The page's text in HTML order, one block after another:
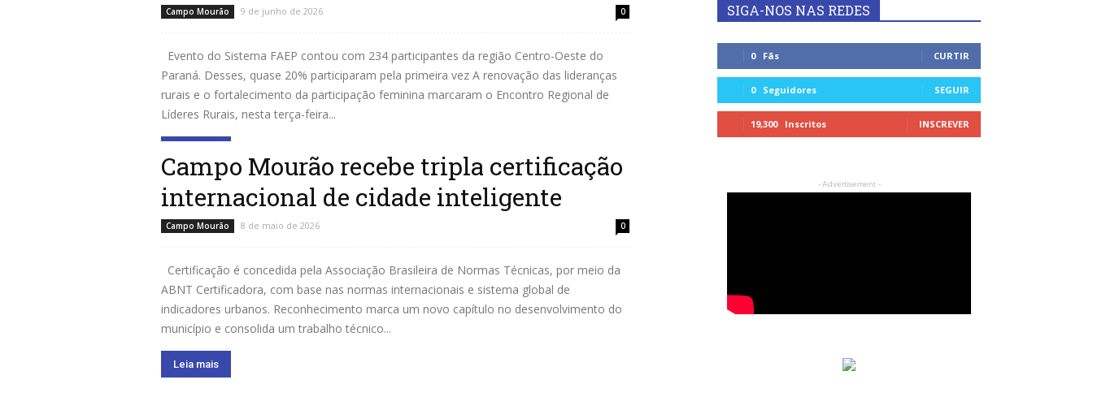
Cidades
do
Campo Mourão 9 de junho de 2026 0
Evento do Sistema FAEP contou com 234 participantes da região Centro-Oeste do
Paraná. Desses, quase 20% participaram pela primeira vez A renovação das lideranças
rurais e o fortalecimento da participação feminina marcaram o Encontro Regional de
Líderes Rurais, nesta terça-feira...
Campo Mourão recebe tripla certificação
internacional de cidade inteligente
Campo Mourão 8 de maio de 2026 0
Certificação é concedida pela Associação Brasileira de Normas Técnicas, por meio da
ABNT Certificadora, com base nas normas internacionais e sistema global de
indicadores urbanos. Reconhecimento marca um novo capítulo no desenvolvimento do
município e consolida um trabalho técnico...
Leia mais
SIGA-NOS NAS REDES
0 Fãs CURTIR
0 Seguidores SEGUIR
19,300 Inscritos INSCREVER
- Advertisement -